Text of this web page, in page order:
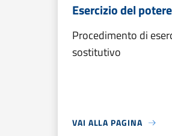
Esercizio del
Procedimento di
sostitutivo
VAI ALLA PAGINA